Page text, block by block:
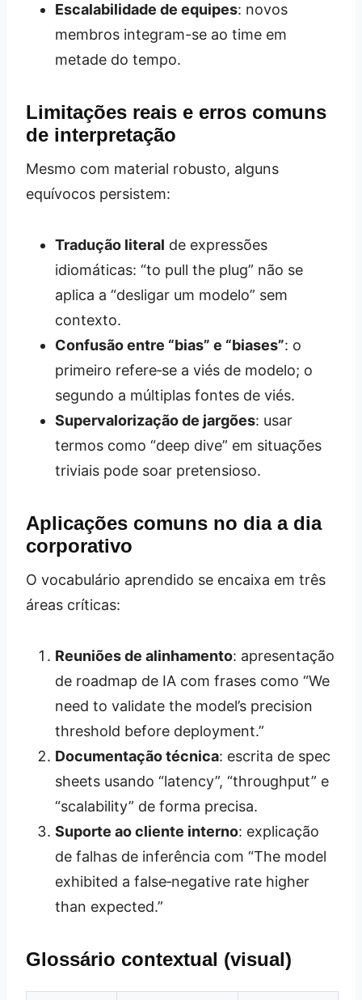
Escalabilidade de equipes: novos
membros integram-se ao time em
metade do tempo.
Limitações reais e erros comuns
de interpretação
Mesmo com material robusto, alguns
equívocos persistem:
Tradução literal de expressões
idiomáticas: “to pull the plug” não se
aplica a “desligar um modelo” sem
contexto.
Confusão entre “bias” e “biases”: o
primeiro refere‑se a viés de modelo; o
segundo a múltiplas fontes de viés.
Supervalorização de jargões: usar
termos como “deep dive” em situações
triviais pode soar pretensioso.
Aplicações comuns no dia a dia
corporativo
O vocabulário aprendido se encaixa em três
áreas críticas:
Reuniões de alinhamento: apresentação
de roadmap de IA com frases como “We
need to validate the model’s precision
threshold before deployment.”
Documentação técnica: escrita de spec
sheets usando “latency”, “throughput” e
“scalability” de forma precisa.
Suporte ao cliente interno: explicação
de falhas de inferência com “The model
exhibited a false‑negative rate higher
than expected.”
Glossário contextual (visual)